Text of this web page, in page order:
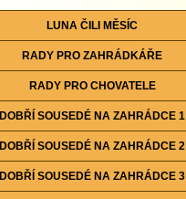
LUNA ČILI MĚSÍC
RADY PRO ZAHRÁDKÁŘE
RADY PRO CHOVATELE
DOBŘÍ SOUSEDÉ NA ZAHRÁDCE 1
DOBŘÍ SOUSEDÉ NA ZAHRÁDCE 2
DOBŘÍ SOUSEDÉ NA ZAHRÁDCE 3